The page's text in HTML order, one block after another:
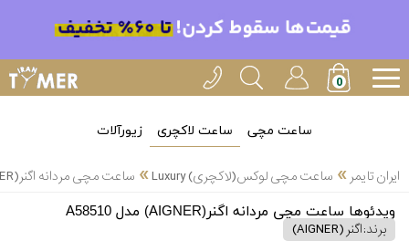
ساعت مچی ساعت لاکچری زیورآلات
ایران تایمر » ساعت مچی لوکس(لاکچری) Luxury » ساعت مچی مردانه اگنر(AIGNER) مدل A58510
ویدئوها ساعت مچی مردانه اگنر(AIGNER) مدل A58510
برند:اگنر (AIGNER)